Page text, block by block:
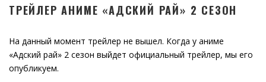
ТРЕЙЛЕР АНИМЕ «АДСКИЙ РАЙ» 2 СЕЗОН
На данный момент трейлер не вышел. Когда у аниме
«Адский рай» 2 сезон выйдет официальный трейлер, мы его
опубликуем.